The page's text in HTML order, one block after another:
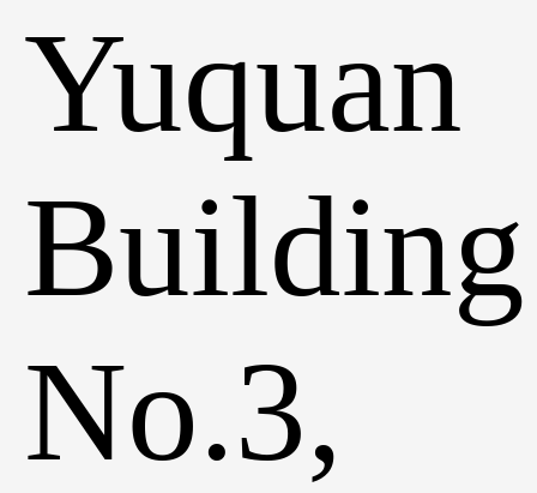
Yuquan
Building
No.3,